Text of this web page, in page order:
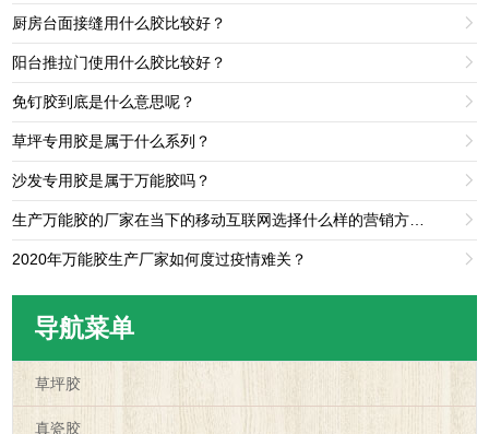
厨房台面接缝用什么胶比较好？ 
阳台推拉门使用什么胶比较好？ 
免钉胶到底是什么意思呢？ 
草坪专用胶是属于什么系列？ 
沙发专用胶是属于万能胶吗？ 
生产万能胶的厂家在当下的移动互联网选择什么样的营销方法比较好？ 
2020年万能胶生产厂家如何度过疫情难关？ 
导航菜单
草坪胶
真瓷胶